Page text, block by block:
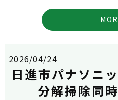
2026/04/24
日進市パナソニ
分解掃除同